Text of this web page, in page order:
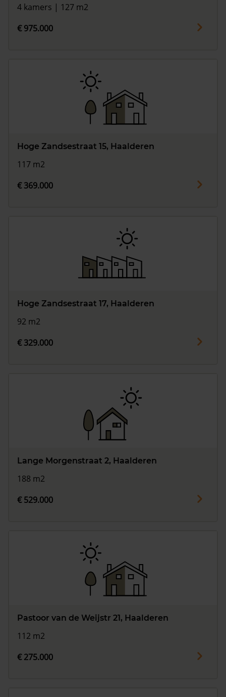
4 kamers | 127 m2
€ 975.000
Hoge Zandsestraat 15, Haalderen
117 m2
€ 369.000
Hoge Zandsestraat 17, Haalderen
92 m2
€ 329.000
Lange Morgenstraat 2, Haalderen
188 m2
€ 529.000
Pastoor van de Weijstr 21, Haalderen
112 m2
€ 275.000